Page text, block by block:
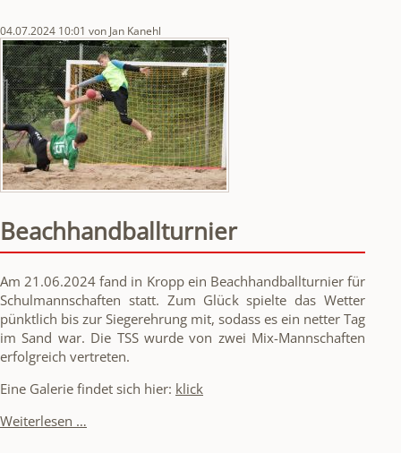
Concert
-
das
SchulmusikFestival
04.07.2024 10:01 von Jan Kanehl
Beachhandballturnier
Am 21.06.2024 fand in Kropp ein Beachhandballturnier für
Schulmannschaften statt. Zum Glück spielte das Wetter
pünktlich bis zur Siegerehrung mit, sodass es ein netter Tag
im Sand war. Die TSS wurde von zwei Mix-Mannschaften
erfolgreich vertreten.
Eine Galerie findet sich hier: klick
Weiterlesen …